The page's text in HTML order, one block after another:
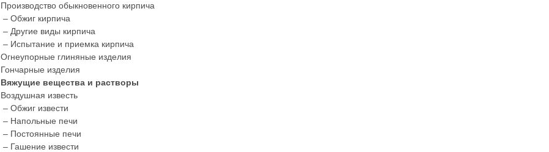
Производство обыкновенного кирпича
– Обжиг кирпича
– Другие виды кирпича
– Испытание и приемка кирпича
Огнеупорные глиняные изделия
Гончарные изделия
Вяжущие вещества и растворы
Воздушная известь
– Обжиг извести
– Напольные печи
– Постоянные печи
– Гашение извести